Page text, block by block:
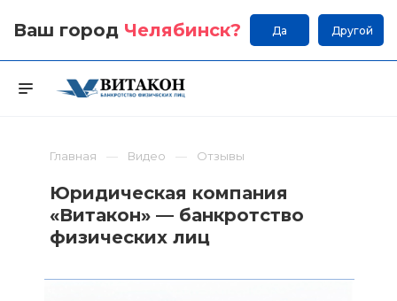
Ваш город Челябинск? Да Другой
Главная Видео Отзывы
Юридическая компания
«Витакон» — банкротство
физических лиц